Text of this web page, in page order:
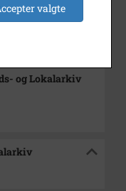
og Lokalarkiv
valgte